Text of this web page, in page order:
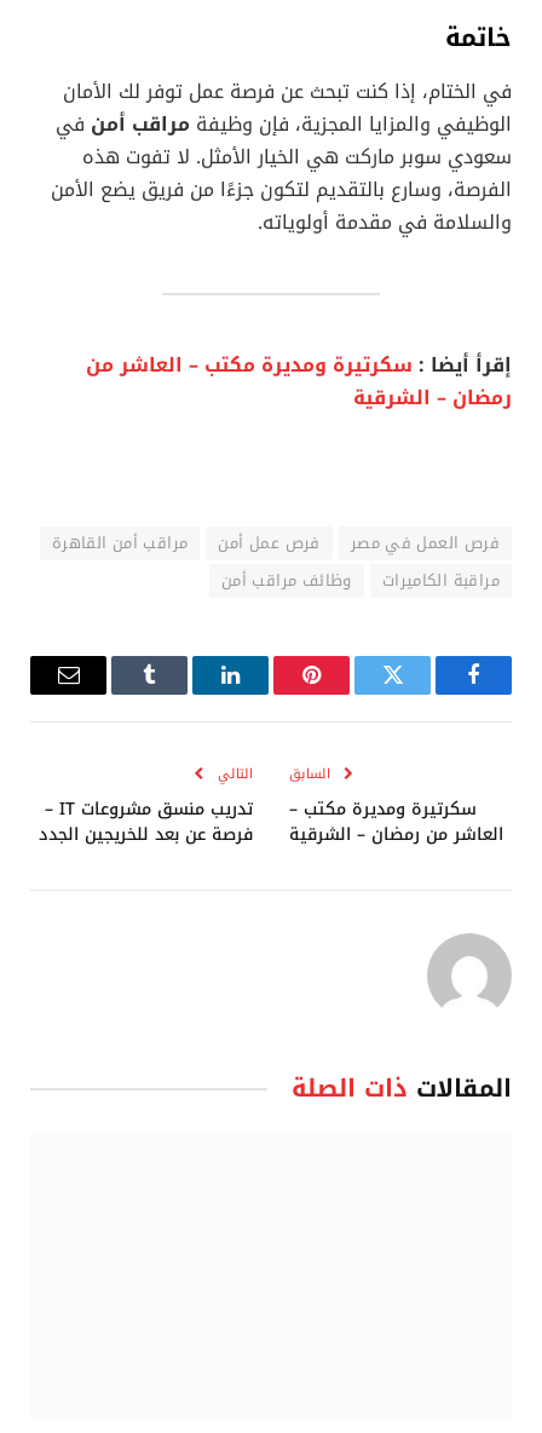
خاتمة
في الختام، إذا كنت تبحث عن فرصة عمل توفر لك الأمان
الوظيفي والمزايا المجزية، فإن وظيفة مراقب أمن في
سعودي سوبر ماركت هي الخيار الأمثل. لا تفوت هذه
الفرصة، وسارع بالتقديم لتكون جزءًا من فريق يضع الأمن
والسلامة في مقدمة أولوياته.
إقرأ أيضا : سكرتيرة ومديرة مكتب – العاشر من
رمضان – الشرقية
فرص العمل في مصر فرص عمل أمن
مراقب أمن القاهرة
مراقبة الكاميرات
وظائف مراقب أمن
فيسبوك تويتر بينتيريستلينكدإن Tumblr
البريد
السابق
سكرتيرة ومديرة مكتب –
العاشر من رمضان – الشرقية
التالي
تدريب منسق مشروعات IT –
فرصة عن بعد للخريجين الجدد
المقالات ذات الصلة